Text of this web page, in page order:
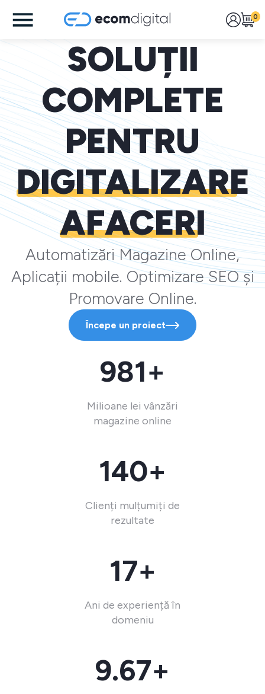
0
SOLUȚII
COMPLETE
PENTRU
DIGITALIZARE
AFACERI
Automatizări Magazine Online,
Aplicații mobile. Optimizare SEO și
Promovare Online.
Începe un proiect
981+
Milioane lei vânzări
magazine online
140+
Clienți mulțumiți de
rezultate
17+
Ani de experiență în
domeniu
9.67+